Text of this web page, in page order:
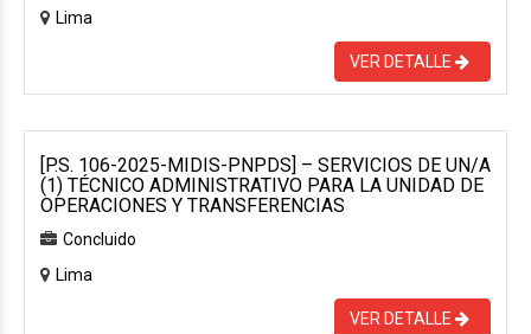
Lima
VER DETALLE
[P.S. 106-2025-MIDIS-PNPDS] – SERVICIOS DE UN/A
(1) TÉCNICO ADMINISTRATIVO PARA LA UNIDAD DE
OPERACIONES Y TRANSFERENCIAS
Concluido
Lima
VER DETALLE